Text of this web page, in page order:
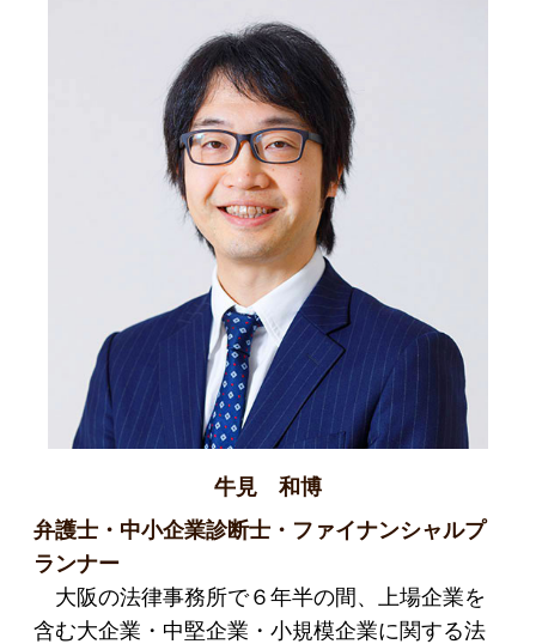
牛見 和博
弁護士・中小企業診断士・ファイナンシャルプ
ランナー
大阪の法律事務所で６年半の間、上場企業を
含む大企業・中堅企業・小規模企業に関する法